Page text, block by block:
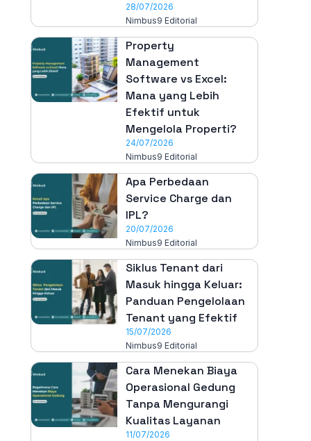
28/07/2026
Nimbus9 Editorial
Property
Management
Software vs Excel:
Mana yang Lebih
Efektif untuk
Mengelola Properti?
24/07/2026
Nimbus9 Editorial
Apa Perbedaan
Service Charge dan
IPL?
20/07/2026
Nimbus9 Editorial
Siklus Tenant dari
Masuk hingga Keluar:
Panduan Pengelolaan
Tenant yang Efektif
15/07/2026
Nimbus9 Editorial
Cara Menekan Biaya
Operasional Gedung
Tanpa Mengurangi
Kualitas Layanan
11/07/2026